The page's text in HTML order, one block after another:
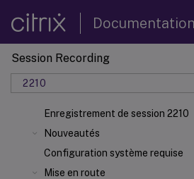
Session Recording
2210
Enregistrement de session 2210
Nouveautés
Configuration système requise
Mise en route